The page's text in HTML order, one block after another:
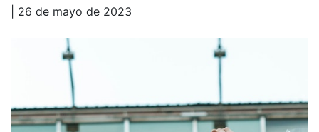
| 26 de mayo de 2023